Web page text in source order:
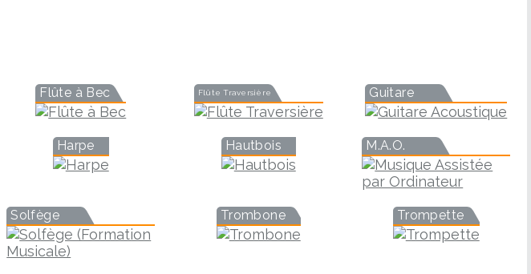
Flûte à Bec Flûte Traversière Guitare
Harpe Hautbois M.A.O.
Solfège Trombone Trompette